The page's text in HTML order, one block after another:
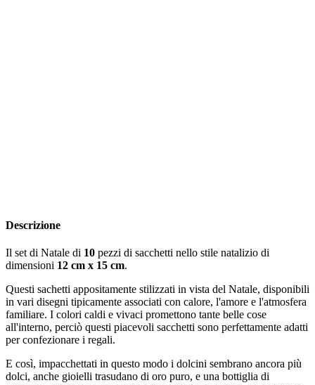
Descrizione
Il set di Natale di 10 pezzi di sacchetti nello stile natalizio di
dimensioni 12 cm x 15 cm.
Questi sachetti appositamente stilizzati in vista del Natale, disponibili
in vari disegni tipicamente associati con calore, l'amore e l'atmosfera
familiare. I colori caldi e vivaci promettono tante belle cose
all'interno, perciò questi piacevoli sacchetti sono perfettamente adatti
per confezionare i regali.
E così, impacchettati in questo modo i dolcini sembrano ancora più
dolci, anche gioielli trasudano di oro puro, e una bottiglia di